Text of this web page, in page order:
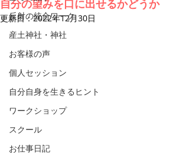
反射の統合ワーク
産土神社・神社
お客様の声
個人セッション
自分自身を生きるヒント
ワークショップ
スクール
お仕事日記
自分の望みを口に出せるかどうか
更新日：2022年12月30日